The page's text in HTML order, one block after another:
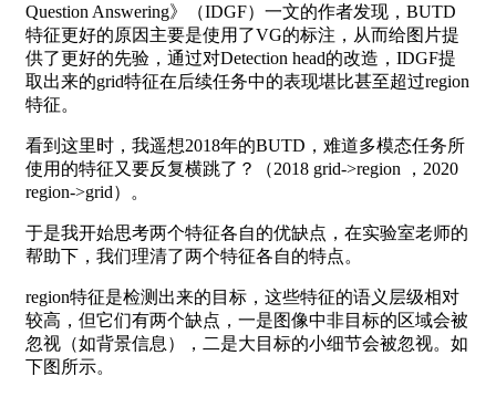
Question Answering》（IDGF）一文的作者发现，BUTD
特征更好的原因主要是使用了VG的标注，从而给图片提
供了更好的先验，通过对Detection head的改造，IDGF提
取出来的grid特征在后续任务中的表现堪比甚至超过region
特征。
看到这里时，我遥想2018年的BUTD，难道多模态任务所
使用的特征又要反复横跳了？（2018 grid->region ，2020
region->grid）。
于是我开始思考两个特征各自的优缺点，在实验室老师的
帮助下，我们理清了两个特征各自的特点。
region特征是检测出来的目标，这些特征的语义层级相对
较高，但它们有两个缺点，一是图像中非目标的区域会被
忽视（如背景信息），二是大目标的小细节会被忽视。如
下图所示。